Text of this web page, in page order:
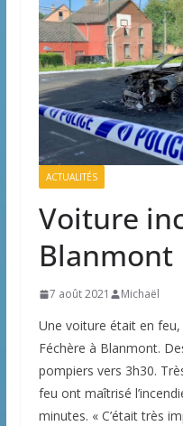
ACTUALITÉS
Voiture
Blanmont
7 août 2021 Michaël
Une voiture était en
Féchère à Blanmont.
pompiers vers 3h30.
feu ont maîtrisé
minutes. « C’était très